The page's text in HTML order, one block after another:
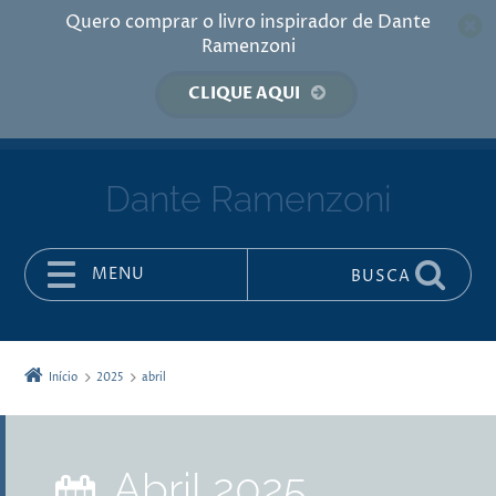
Quero comprar o livro inspirador de Dante
Ramenzoni
CLIQUE AQUI
Dante Ramenzoni
MENU BUSCA
Início 2025 abril